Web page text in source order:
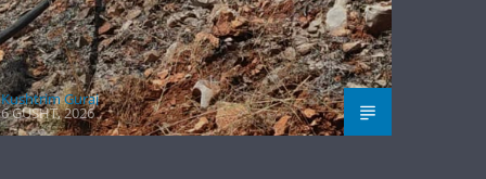
Kushtrim Guraj
6 GUSHT, 2026